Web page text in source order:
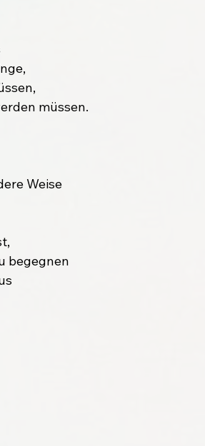
müssen.
Weise
begegnen